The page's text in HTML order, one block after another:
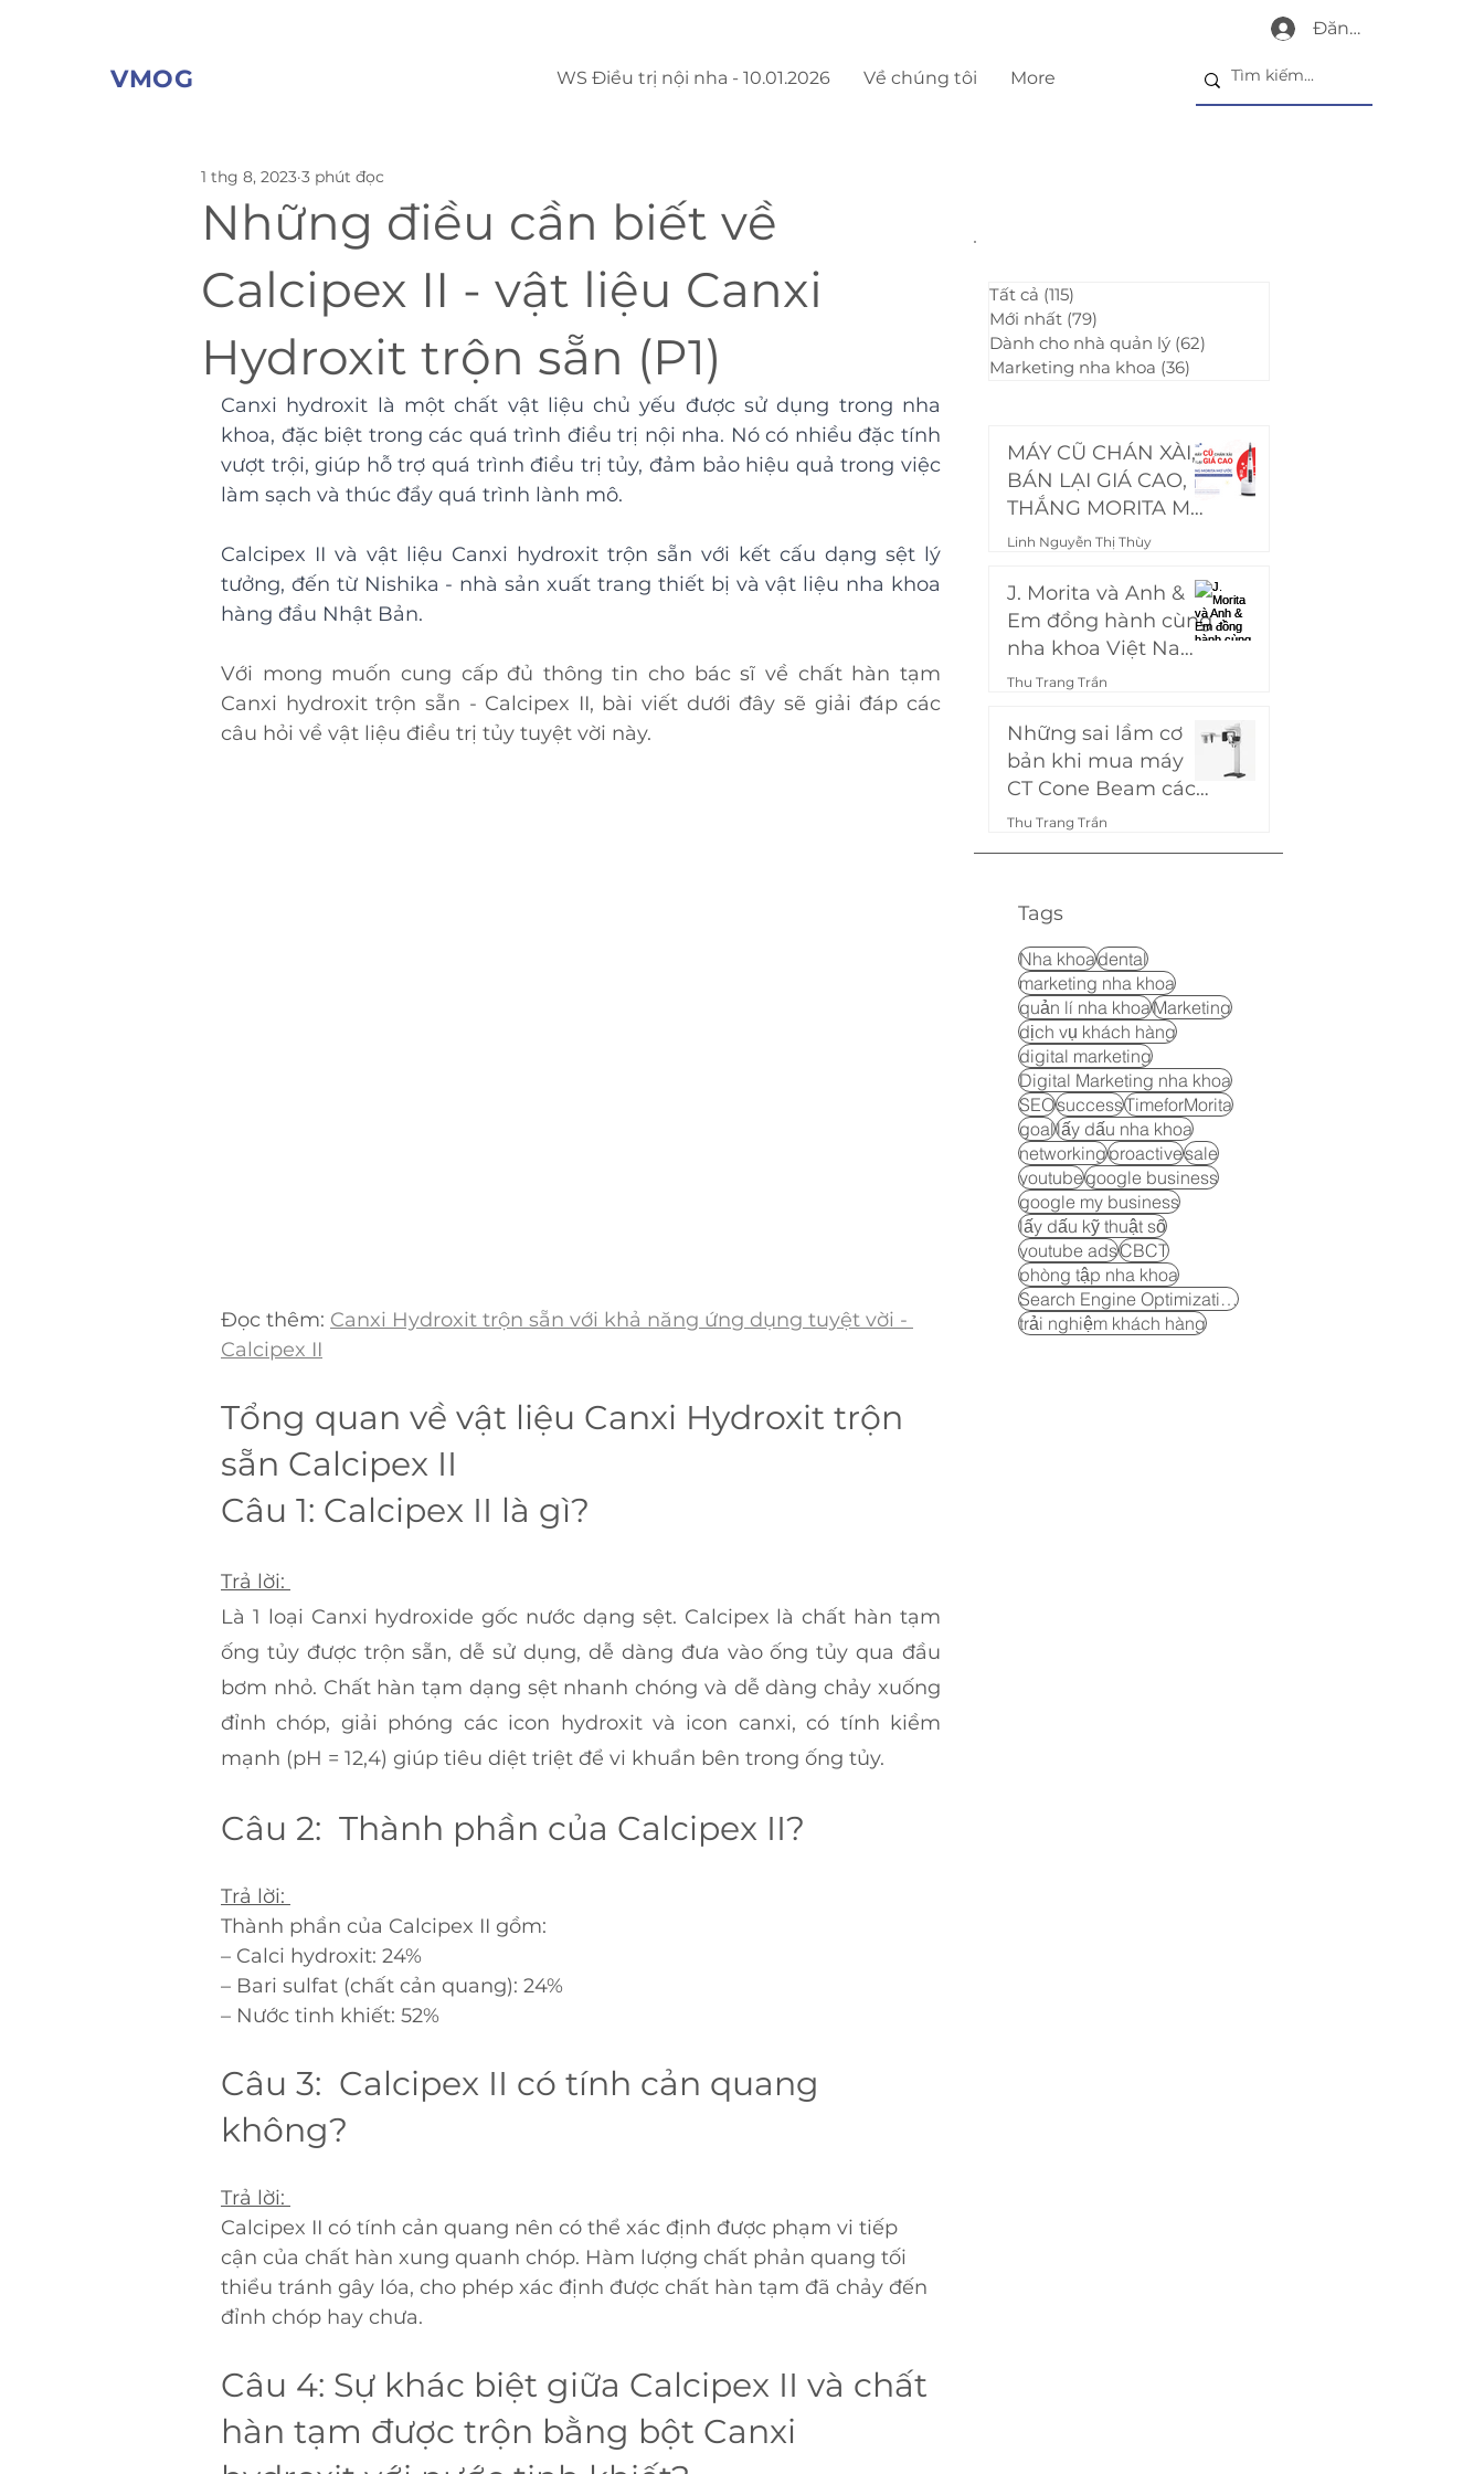
VMOG
Đăng nhập
WS Điều trị nội nha - 10.01.2026 Về chúng tôi More
Những điều cần biết về
Calcipex II - vật liệu Canxi
Hydroxit trộn sẵn (P1)
1 thg 8, 2023 3 phút đọc
Canxi hydroxit là một chất vật liệu chủ yếu được sử dụng trong nha
khoa, đặc biệt trong các quá trình điều trị nội nha. Nó có nhiều đặc tính
vượt trội, giúp hỗ trợ quá trình điều trị tủy, đảm bảo hiệu quả trong việc
làm sạch và thúc đẩy quá trình lành mô.
Calcipex II và vật liệu Canxi hydroxit trộn sẵn với kết cấu dạng sệt lý
tưởng, đến từ Nishika - nhà sản xuất trang thiết bị và vật liệu nha khoa
hàng đầu Nhật Bản.
Với mong muốn cung cấp đủ thông tin cho bác sĩ về chất hàn tạm
Canxi hydroxit trộn sẵn - Calcipex II, bài viết dưới đây sẽ giải đáp các
câu hỏi về vật liệu điều trị tủy tuyệt vời này.
Đọc thêm: Canxi Hydroxit trộn sẵn với khả năng ứng dụng tuyệt vời -
Calcipex II
Tổng quan về vật liệu Canxi Hydroxit trộn
sẵn Calcipex II
Câu 1: Calcipex II là gì?
Trả lời:
Là 1 loại Canxi hydroxide gốc nước dạng sệt. Calcipex là chất hàn tạm
ống tủy được trộn sẵn, dễ sử dụng, dễ dàng đưa vào ống tủy qua đầu
bơm nhỏ. Chất hàn tạm dạng sệt nhanh chóng và dễ dàng chảy xuống
đỉnh chóp, giải phóng các icon hydroxit và icon canxi, có tính kiềm
mạnh (pH = 12,4) giúp tiêu diệt triệt để vi khuẩn bên trong ống tủy.
Câu 2:  Thành phần của Calcipex II?
Trả lời:
Thành phần của Calcipex II gồm:
– Calci hydroxit: 24%
– Bari sulfat (chất cản quang): 24%
– Nước tinh khiết: 52%
Câu 3:  Calcipex II có tính cản quang
không?
Trả lời:
Calcipex II có tính cản quang nên có thể xác định được phạm vi tiếp
cận của chất hàn xung quanh chóp. Hàm lượng chất phản quang tối
thiểu tránh gây lóa, cho phép xác định được chất hàn tạm đã chảy đến
đỉnh chóp hay chưa.
Câu 4: Sự khác biệt giữa Calcipex II và chất
hàn tạm được trộn bằng bột Canxi
Tất cả (115)
Mới nhất (79)
Dành cho nhà quản lý (62)
Marketing nha khoa (36)
MÁY CŨ CHÁN XÀI,
BÁN LẠI GIÁ CAO,
THẮNG MORITA MƠ
ƯỚC
Linh Nguyễn Thị Thùy
J. Morita và Anh &
Em đồng hành cùng
nha khoa Việt Nam:
Ra mắt chương
giảm khùng - Ép
Morita theo giá bạn
muốn!"
Thu Trang Trần
Những sai lầm cơ
bản khi mua máy
CT Cone Beam các
phòng khám nha
Thu Trang Trần
Tags
Nha khoadental
marketing nha khoa
quản lí nha khoaMarketing
dịch vụ khách hàng
digital marketing
Digital Marketing nha khoa
SEOsuccessTimeforMorita
goallấy dấu nha khoa
networkingproactivesale
youtubegoogle business
google my business
lấy dấu kỹ thuật số
youtube adsCBCT
phòng tập nha khoa
Search Engine Optimization
trải nghiệm khách hàng